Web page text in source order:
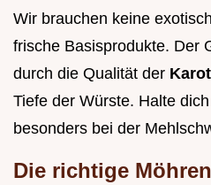
Wir brauchen keine
frische Basisprodukte. Der
durch die Qualität der
Tiefe der Würste. Halte
besonders bei der
Die richtige